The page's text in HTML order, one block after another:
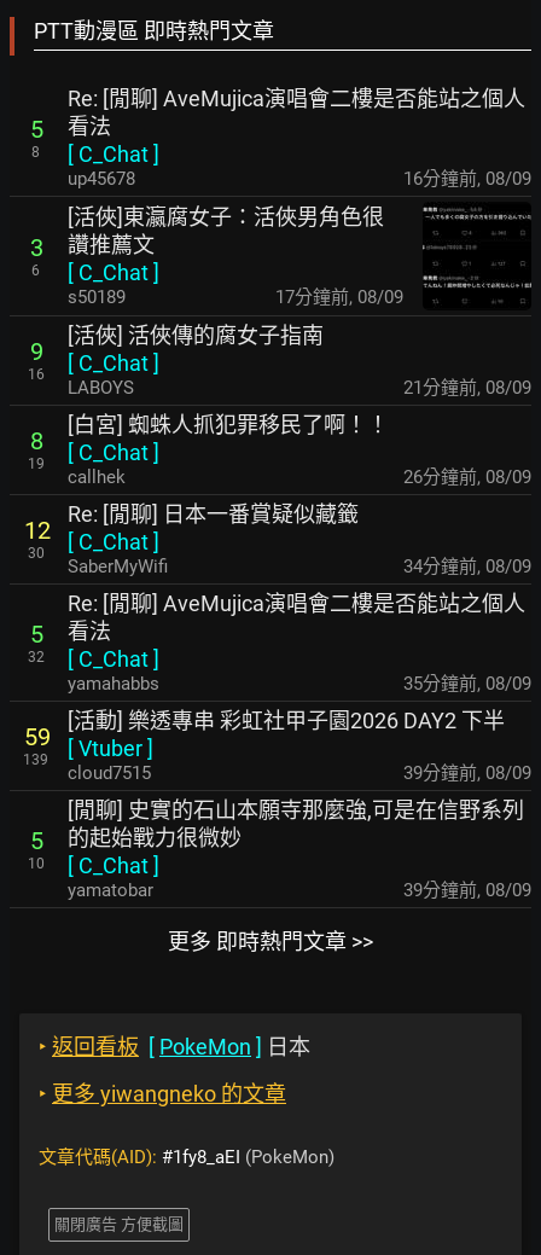
PTT動漫區 即時熱門文章
5
8
Re: [閒聊] AveMujica演唱會二樓是否能站之個人
看法
[ C_Chat]
up45678 17分鐘前, 08/09
3
6
[活俠]東瀛腐女子：活俠男角色很
讚推薦文
[ C_Chat]
s50189 17分鐘前, 08/09
9
16
[活俠] 活俠傳的腐女子指南
[ C_Chat]
LABOYS 21分鐘前, 08/09
8
19
[白宮] 蜘蛛人抓犯罪移民了啊！！
[ C_Chat]
callhek 26分鐘前, 08/09
12
30
Re: [閒聊] 日本一番賞疑似藏籤
[ C_Chat]
SaberMyWifi 34分鐘前, 08/09
5
32
Re: [閒聊] AveMujica演唱會二樓是否能站之個人
看法
[ C_Chat]
yamahabbs 35分鐘前, 08/09
59
139
[活動] 樂透專串 彩虹社甲子園2026 DAY2 下半
[Vtuber]
cloud7515 39分鐘前, 08/09
5
10
[閒聊] 史實的石山本願寺那麼強,可是在信野系列
的起始戰力很微妙
[ C_Chat]
yamatobar 40分鐘前, 08/09
更多 即時熱門文章 >>
‣ 返回看板 [ PokeMon ] 日本
‣ 更多 yiwangneko 的文章
文章代碼(AID): #1fy8_aEI (PokeMon)
關閉廣告 方便截圖